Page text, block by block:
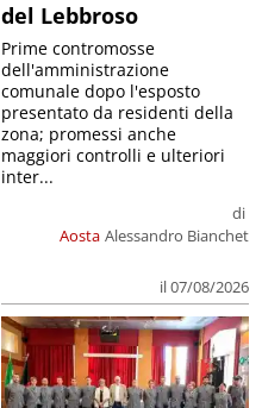
del Lebbroso
Aosta
di
Alessandro Bianchet
il 07/08/2026
Prime contromosse
dell'amministrazione
comunale dopo l'esposto
presentato da residenti della
zona; promessi anche
maggiori controlli e ulteriori
inter...